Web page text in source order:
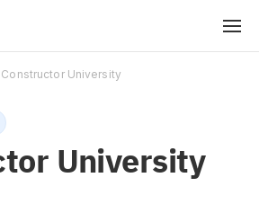
Constructor University
University